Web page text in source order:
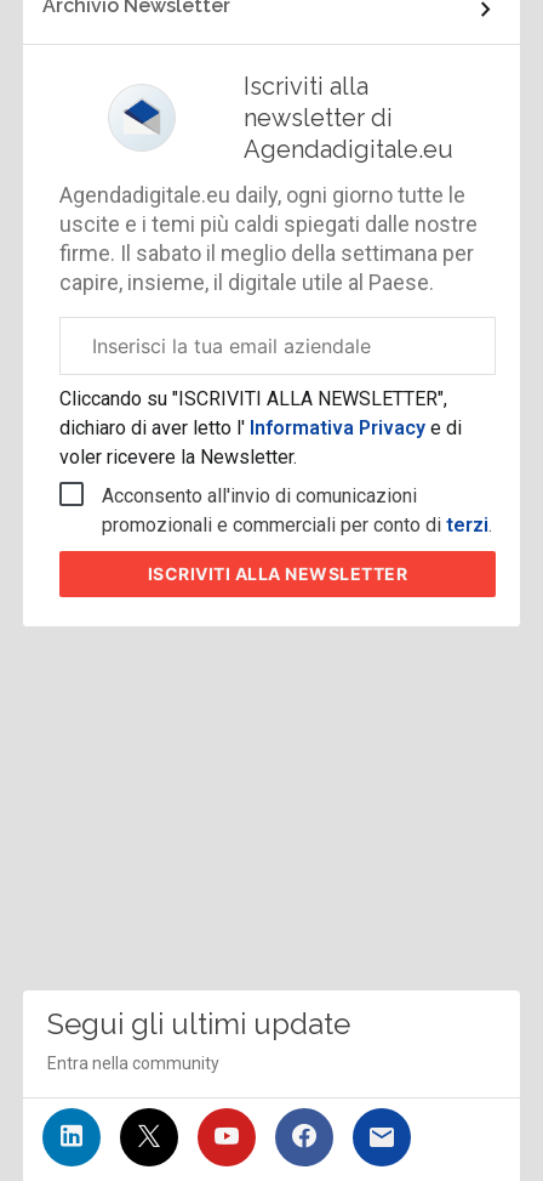
Archivio Newsletter
Iscriviti alla
newsletter di
Agendadigitale.eu
Agendadigitale.eu daily, ogni giorno tutte le
uscite e i temi più caldi spiegati dalle nostre
firme. Il sabato il meglio della settimana per
capire, insieme, il digitale utile al Paese.
aziendale
Cliccando su "ISCRIVITI ALLA NEWSLETTER",
dichiaro di aver letto l' Informativa Privacye di
voler ricevere la Newsletter.
Acconsento all'invio di comunicazioni
promozionali e commerciali per conto diterzi.
ISCRIVITI ALLA NEWSLETTER
Segui gli ultimi update
Entra nella community